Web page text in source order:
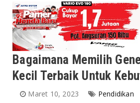
Bagaimana Memilih
Kecil Terbaik Untuk
Maret 10, 2023 Pendidikan